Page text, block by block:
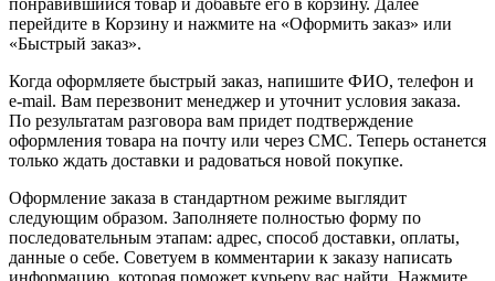
перейдите в Корзину и нажмите на «Оформить заказ» или
«Быстрый заказ».
Когда оформляете быстрый заказ, напишите ФИО, телефон и
e-mail. Вам перезвонит менеджер и уточнит условия заказа.
По результатам разговора вам придет подтверждение
оформления товара на почту или через СМС. Теперь останется
только ждать доставки и радоваться новой покупке.
Оформление заказа в стандартном режиме выглядит
следующим образом. Заполняете полностью форму по
последовательным этапам: адрес, способ доставки, оплаты,
данные о себе. Советуем в комментарии к заказу написать
информацию, которая поможет курьеру вас найти. Нажмите